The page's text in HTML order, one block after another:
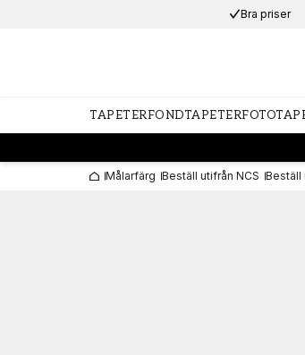
Bra priser
TAPETERFONDTAPETER
Målarfärg Beställ utifrån NCS Beställ